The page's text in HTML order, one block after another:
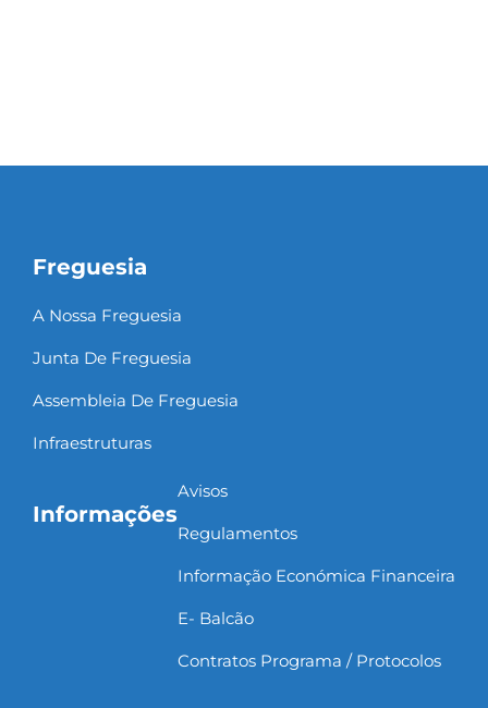
Freguesia
A Nossa Freguesia
Junta De Freguesia
Assembleia De Freguesia
Infraestruturas
Informações
Avisos
Regulamentos
Informação Económica Financeira
E- Balcão
Contratos Programa / Protocolos